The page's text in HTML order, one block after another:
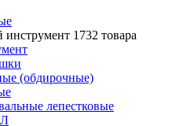
инструмент 1732 товара
(обдирочные)
лепестковые